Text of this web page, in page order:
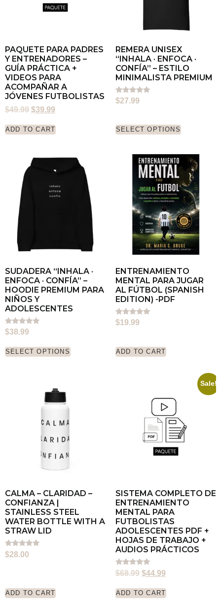
PAQUETE PARA PADRES
Y ENTRENADORES –
GUÍA PRÁCTICA +
VIDEOS PARA
ACOMPAÑAR A
JÓVENES FUTBOLISTAS
$49.99 $39.99
ADD TO CART
REMERA UNISEX
“INHALA · ENFOCA ·
CONFÍA” – ESTILO
MINIMALISTA PREMIUM
Rated
5.00
$27.99
SELECT OPTIONS
SUDADERA “INHALA ·
ENFOCA · CONFÍA” –
HOODIE PREMIUM PARA
NIÑOS Y
ADOLESCENTES
Rated
5.00
$38.99
SELECT OPTIONS
ENTRENAMIENTO
MENTAL PARA JUGAR
AL FÚTBOL (SPANISH
EDITION) -PDF
Rated
5.00
$19.99
ADD TO CART
CALMA – CLARIDAD –
CONFIANZA |
STAINLESS STEEL
WATER BOTTLE WITH A
STRAW LID
Rated
5.00
$28.00
ADD TO CART
Sale!
SISTEMA COMPLETO DE
ENTRENAMIENTO
MENTAL PARA
FUTBOLISTAS
ADOLESCENTES PDF +
HOJAS DE TRABAJO +
AUDIOS PRÁCTICOS
Rated
5.00
$68.99 $44.99
ADD TO CART